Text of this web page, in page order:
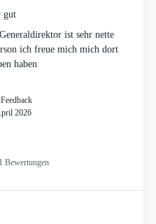
gut
ist sehr nette
ich freue mich mich dort
haben
2026
Bewertungen